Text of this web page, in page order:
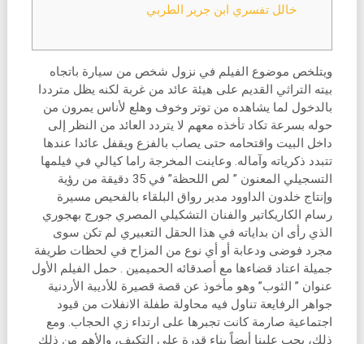
خالل تفسري ابن جرير الطربي
ويتلخص موضوع الفيلم في نزول شخص من سيارة باتجاه
بيته التراثي القديم على هيئة عائد من غربة لكنه يظل مترددا
بالدخول لما يشاهده من توتر وخوف وهلع لأناس يمرون من
حوله بسرعة تكاد تأخذه معهم لا يتردد العائد من النظر إلى
داخل البيت واقتحامه حتى يصاب بالفزع ويقفل عائدا عندها
تتبدد ذكرياته وآماله. وعاينت المخرجة راما كيالي في فيلمها
التسجيلي المعنون ” لص اللحظة” في 35 دقيقة من رؤية
وإنتاج خلدون الداوود مدير رواق البلقاء بالفحيص مسيرة
رسام الكاريكاتير والفنان التشكيلي المصري جورج بهجوري
الذي رأى ان بداياته في هذا الحقل التعبيري لم تكن سوى
مجرد فوضى ودعابة أو أي نوع من المزاح في لحظات طريفة
جميلة اعتاد قضاءها مع أصدقائه الحميمين . حمل الفيلم الأول
عنوان ” الثوب” وهو مأخوذ عن قصة قصيرة للأديبة الأردنية
جواهر الرفايعة تناول فيه محاولة طفلة الانفلات من قيود
اجتماعية صارمة كانت تجبرها على ارتداء زي الحجاب. ومع
ذلك، يجب علينا أيضاً بناء قدرة على التكيف، والأهم من ذلك